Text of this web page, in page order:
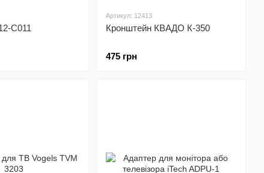
C011
Артикул: 12413
Кронштейн КВАДО К-350
475 грн